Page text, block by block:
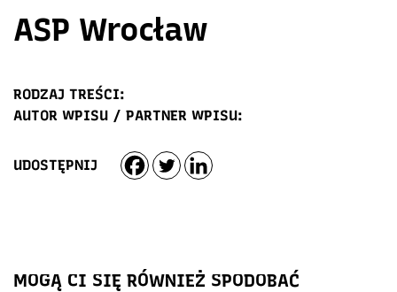
ASP Wrocław
RODZAJ TREŚCI:
AUTOR WPISU / PARTNER WPISU:
UDOSTĘPNIJ
MOGĄ CI SIĘ RÓWNIEŻ SPODOBAĆ